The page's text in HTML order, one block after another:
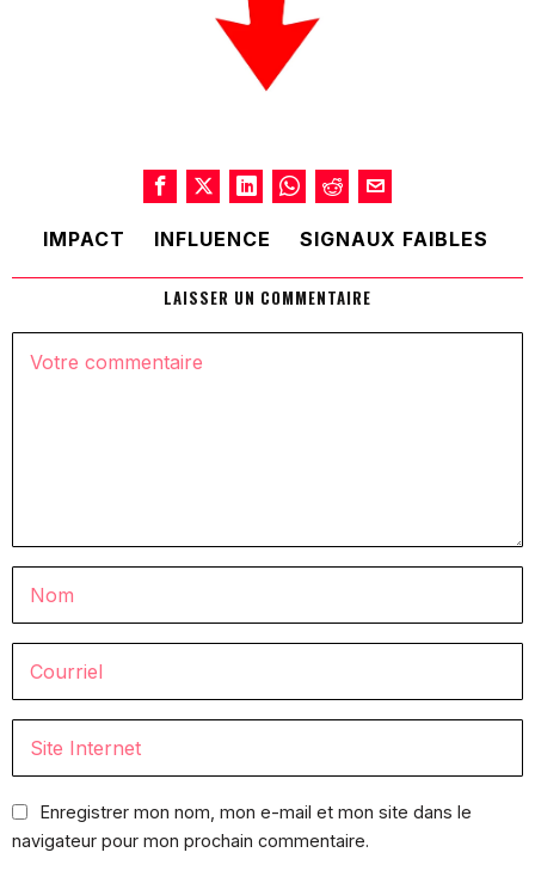
IMPACT INFLUENCE SIGNAUX FAIBLES
LAISSER UN COMMENTAIRE
Enregistrer mon nom, mon e-mail et mon site dans le
navigateur pour mon prochain commentaire.